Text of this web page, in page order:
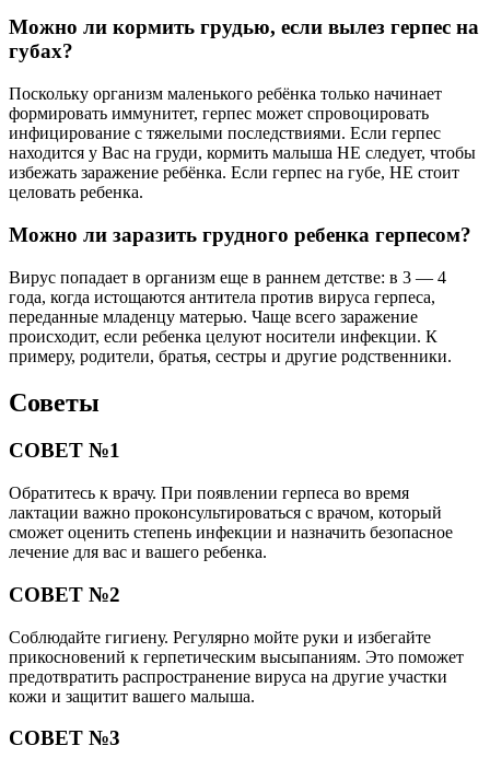
Можно ли кормить грудью, если вылез герпес на
губах?
Поскольку организм маленького ребёнка только начинает
формировать иммунитет, герпес может спровоцировать
инфицирование с тяжелыми последствиями. Если герпес
находится у Вас на груди, кормить малыша НЕ следует, чтобы
избежать заражение ребёнка. Если герпес на губе, НЕ стоит
целовать ребенка.
Можно ли заразить грудного ребенка герпесом?
Вирус попадает в организм еще в раннем детстве: в 3 — 4
года, когда истощаются антитела против вируса герпеса,
переданные младенцу матерью. Чаще всего заражение
происходит, если ребенка целуют носители инфекции. К
примеру, родители, братья, сестры и другие родственники.
Советы
СОВЕТ №1
Обратитесь к врачу. При появлении герпеса во время
лактации важно проконсультироваться с врачом, который
сможет оценить степень инфекции и назначить безопасное
лечение для вас и вашего ребенка.
СОВЕТ №2
Соблюдайте гигиену. Регулярно мойте руки и избегайте
прикосновений к герпетическим высыпаниям. Это поможет
предотвратить распространение вируса на другие участки
кожи и защитит вашего малыша.
СОВЕТ №3